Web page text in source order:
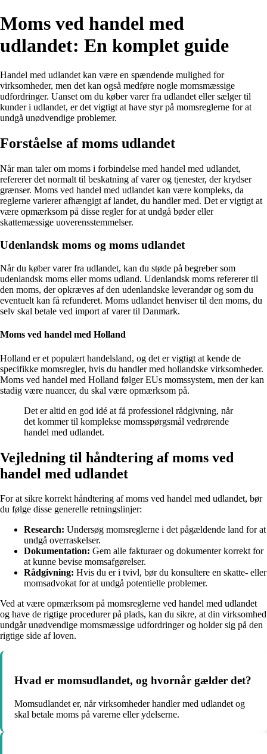
Moms ved handel med
udlandet: En komplet guide
Handel med udlandet kan være en spændende mulighed for
virksomheder, men det kan også medføre nogle momsmæssige
udfordringer. Uanset om du køber varer fra udlandet eller sælger til
kunder i udlandet, er det vigtigt at have styr på momsreglerne for at
undgå unødvendige problemer.
Forståelse af moms udlandet
Når man taler om moms i forbindelse med handel med udlandet,
refererer det normalt til beskatning af varer og tjenester, der krydser
grænser. Moms ved handel med udlandet kan være kompleks, da
reglerne varierer afhængigt af landet, du handler med. Det er vigtigt at
være opmærksom på disse regler for at undgå bøder eller
skattemæssige uoverensstemmelser.
Udenlandsk moms og moms udlandet
Når du køber varer fra udlandet, kan du støde på begreber som
udenlandsk moms eller moms udland. Udenlandsk moms refererer til
den moms, der opkræves af den udenlandske leverandør og som du
eventuelt kan få refunderet. Moms udlandet henviser til den moms, du
selv skal betale ved import af varer til Danmark.
Moms ved handel med Holland
Holland er et populært handelsland, og det er vigtigt at kende de
specifikke momsregler, hvis du handler med hollandske virksomheder.
Moms ved handel med Holland følger EUs momssystem, men der kan
stadig være nuancer, du skal være opmærksom på.
Det er altid en god idé at få professionel rådgivning, når
det kommer til komplekse momsspørgsmål vedrørende
handel med udlandet.
Vejledning til håndtering af moms ved
handel med udlandet
For at sikre korrekt håndtering af moms ved handel med udlandet, bør
du følge disse generelle retningslinjer:
Research: Undersøg momsreglerne i det pågældende land for at
undgå overraskelser.
Dokumentation: Gem alle fakturaer og dokumenter korrekt for
at kunne bevise momsafgørelser.
Rådgivning: Hvis du er i tvivl, bør du konsultere en skatte- eller
momsadvokat for at undgå potentielle problemer.
Ved at være opmærksom på momsreglerne ved handel med udlandet
og have de rigtige procedurer på plads, kan du sikre, at din virksomhed
undgår unødvendige momsmæssige udfordringer og holder sig på den
rigtige side af loven.
Hvad er momsudlandet, og hvornår gælder det?
Momsudlandet er, når virksomheder handler med udlandet og
skal betale moms på varerne eller ydelserne.